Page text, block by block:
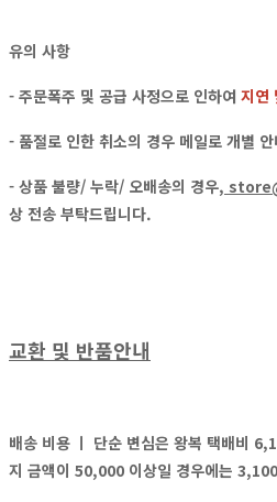
유의 사항
- 주문폭주 및 공급 사정으로 인하여 지연
- 품절로 인한 취소의 경우 메일로 개별 안
- 상품 불량/ 누락/ 오배송의 경우,
상 전송 부탁드립니다.
교환 및 반품안내
배송 비용 ㅣ 단순 변심은 왕복 택배비
지 금액이 50,000 이상일 경우에는